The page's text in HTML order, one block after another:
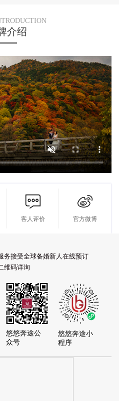
介绍

客人评价

官方微博
务接受全球备婚新人在线预订
维码详询
悠悠奔途公
众号
悠悠奔途小
程序